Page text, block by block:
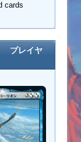
cards
プレイヤ